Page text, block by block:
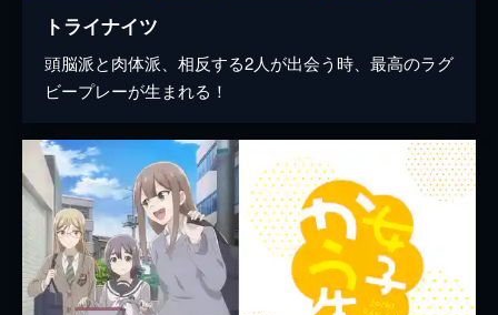
トライナイツ
頭脳派と肉体派、相反する2人が出会う時、最高のラグ
ビープレーが生まれる！